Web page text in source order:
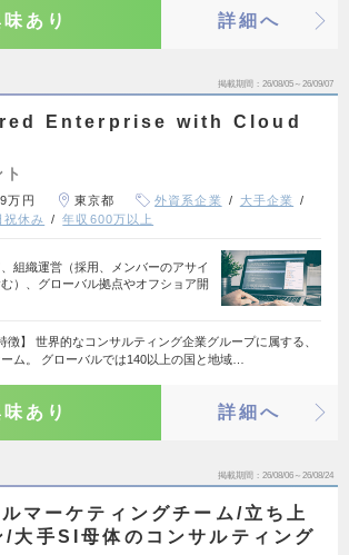
あり 詳細へ
掲載期間 26/08/05～26/09/07
Enterprise with Cloud
万円 東京都 外資系企業
大手企業
祝休み 年収600万以上
組織運営（採用、メンバーのアサイ
）、グローバル拠点やオフショア開
徴】 世界的なコンサルティング企業グループに属する、
ム。 グローバルでは140以上の国と地域…
あり 詳細へ
掲載期間 26/08/06～26/08/24
マーケティングチーム/立ち上
/大手SI母体のコンサルティング